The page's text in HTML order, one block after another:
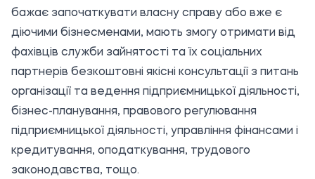
бажає започаткувати власну справу або вже є
діючими бізнесменами, мають змогу отримати від
фахівців служби зайнятості та їх соціальних
партнерів безкоштовні якісні консультації з питань
організації та ведення підприємницької діяльності,
бізнес-планування, правового регулювання
підприємницької діяльності, управління фінансами і
кредитування, оподаткування, трудового
законодавства, тощо.